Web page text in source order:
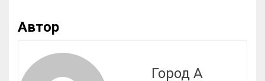
Автор
Город А